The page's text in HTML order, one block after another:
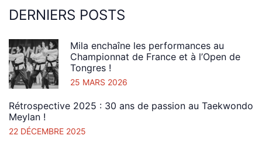
DERNIERS POSTS
Mila enchaîne les performances au
Championnat de France et à l’Open de
Tongres !
25 MARS 2026
Rétrospective 2025 : 30 ans de passion au Taekwondo
Meylan !
22 DÉCEMBRE 2025